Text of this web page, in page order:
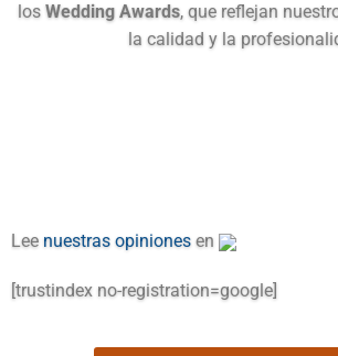
los Wedding Awards, que reflejan
la calidad y la
Lee nuestras opiniones en
[trustindex no-registration=google]